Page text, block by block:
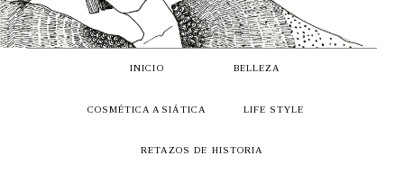
INICIO BELLEZA
COSMÉTICA ASIÁTICA LIFE STYLE
RETAZOS DE HISTORIA